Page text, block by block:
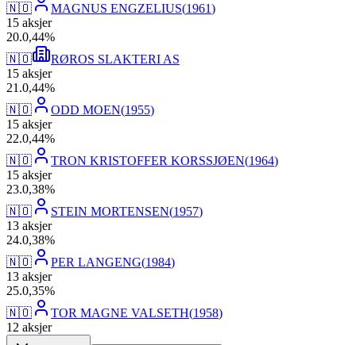
🇳🇴
MAGNUS ENGZELIUS(1961)
15 aksjer
20.0,44%
🇳🇴
RØROS SLAKTERI AS
15 aksjer
21 .0,44%
🇳🇴
ODD MOEN(1955)
15 aksjer
22.0,44%
🇳🇴
TRON KRISTOFFER KORSSJØEN(1964)
15 aksjer
23.0,38%
🇳🇴
STEIN MORTENSEN(1957)
13 aksjer
24.0,38%
🇳🇴
PER LANGENG(1984)
13 aksjer
25.0,35%
🇳🇴
TOR MAGNE VALSETH(1958)
12 aksjer